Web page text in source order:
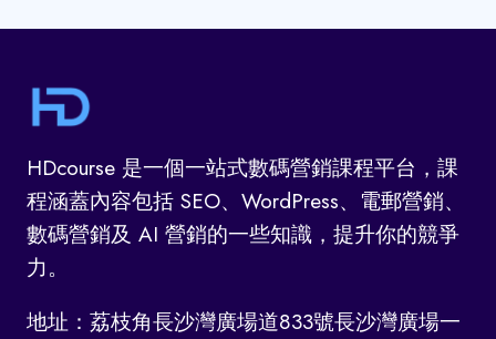
HDcourse 是一個一站式數碼營銷課程平台，課
程涵蓋內容包括 SEO、WordPress、電郵營銷、
數碼營銷及 AI 營銷的一些知識，提升你的競爭
力。
地址：荔枝角長沙灣廣場道833號長沙灣廣場一